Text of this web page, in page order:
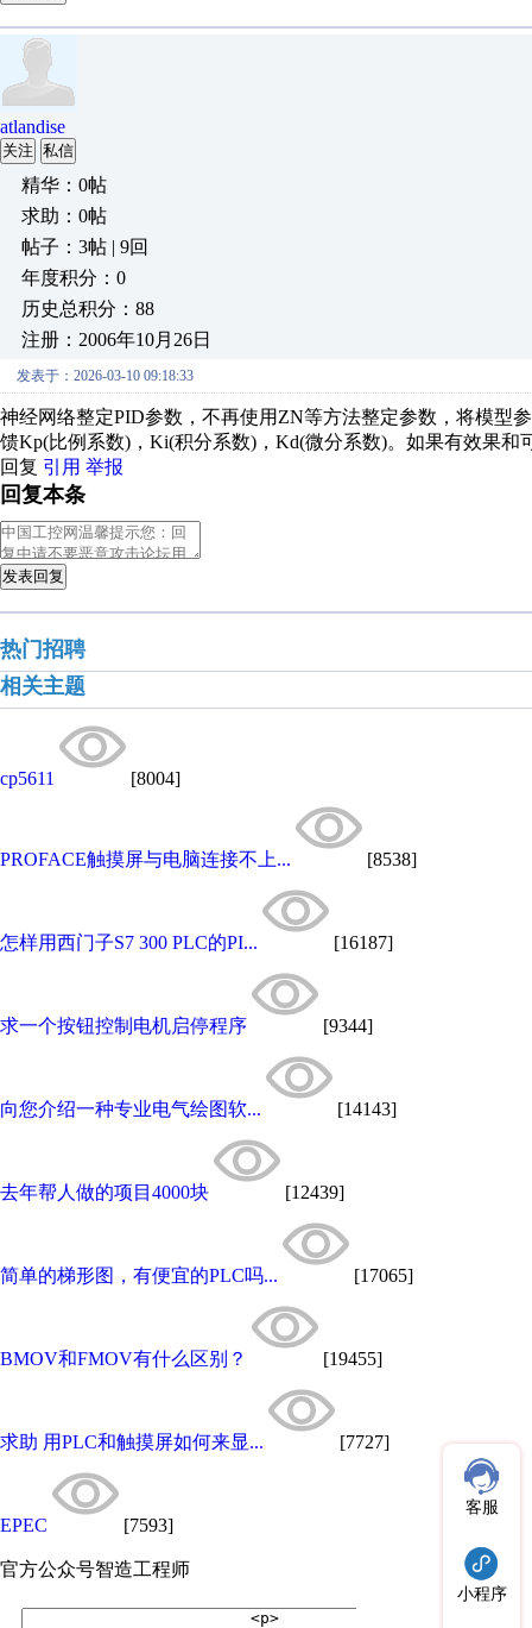
atlandise
关注 私信
精华：0帖
求助：0帖
帖子：3帖 | 9回
年度积分：0
历史总积分：88
注册：2006年10月26日
发表于：2026-03-10 09:18:33
神经网络整定PID参数，不再使用ZN等方法整定参数，将模型
馈Kp(比例系数)，Ki(积分系数)，Kd(微分系数)。如果有效果
回复 引用 举报
回复本条
发表回复
热门招聘
相关主题
cp5611 [8004]
PROFACE触摸屏与电脑连接不上... [8538]
怎样用西门子S7 300 PLC的PI... [16187]
求一个按钮控制电机启停程序 [9344]
向您介绍一种专业电气绘图软... [14143]
去年帮人做的项目4000块 [12439]
简单的梯形图，有便宜的PLC吗... [17065]
BMOV和FMOV有什么区别？ [19455]
求助 用PLC和触摸屏如何来显... [7727]
EPEC [7593]
官方公众号智造工程师
客服
小程序